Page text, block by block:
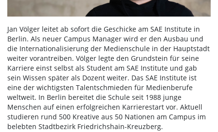
Jan Völger leitet ab sofort die Geschicke am SAE Institute in
Berlin. Als neuer Campus Manager wird er den Ausbau und
die Internationalisierung der Medienschule in der Hauptstadt
weiter vorantreiben. Völger legte den Grundstein für seine
Karriere einst selbst als Student am SAE Institute und gab
sein Wissen später als Dozent weiter. Das SAE Institute ist
eine der wichtigsten Talentschmieden für Medienberufe
weltweit. In Berlin bereitet die Schule seit 1988 junge
Menschen auf einen erfolgreichen Karrierestart vor. Aktuell
studieren rund 500 Kreative aus 50 Nationen am Campus im
belebten Stadtbezirk Friedrichshain-Kreuzberg.